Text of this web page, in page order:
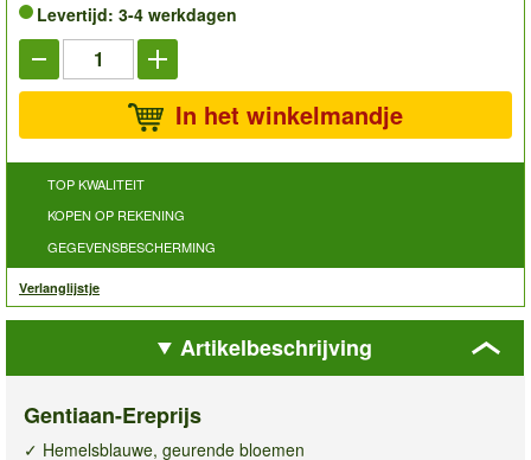
Levertijd: 3-4 werkdagen
In het winkelmandje
TOP KWALITEIT
KOPEN OP REKENING
GEGEVENSBESCHERMING
Verlanglijstje
Artikelbeschrijving
Gentiaan-Ereprijs
✓ Hemelsblauwe, geurende bloemen